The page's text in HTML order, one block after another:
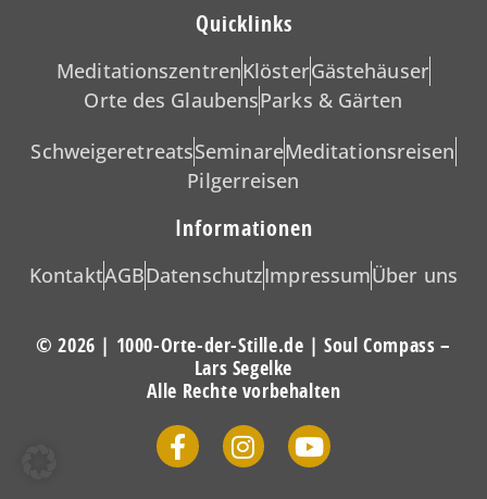
Quicklinks
MeditationszentrenKlösterGästehäuser
Orte des GlaubensParks & Gärten
SchweigeretreatsSeminareMeditationsreisen
Pilgerreisen
Informationen
KontaktAGBDatenschutzImpressumÜber uns
© 2026 | 1000-Orte-der-Stille.de | Soul Compass –
Lars Segelke
Alle Rechte vorbehalten